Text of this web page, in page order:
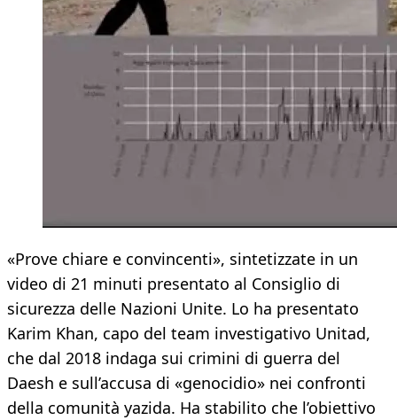
«Prove chiare e convincenti», sintetizzate in un
video di 21 minuti presentato al Consiglio di
sicurezza delle Nazioni Unite. Lo ha presentato
Karim Khan, capo del team investigativo Unitad,
che dal 2018 indaga sui crimini di guerra del
Daesh e sull’accusa di «genocidio» nei confronti
della comunità yazida. Ha stabilito che l’obiettivo